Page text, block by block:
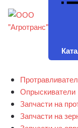
Опрыскиватели
Запчасти на
Запчасти на